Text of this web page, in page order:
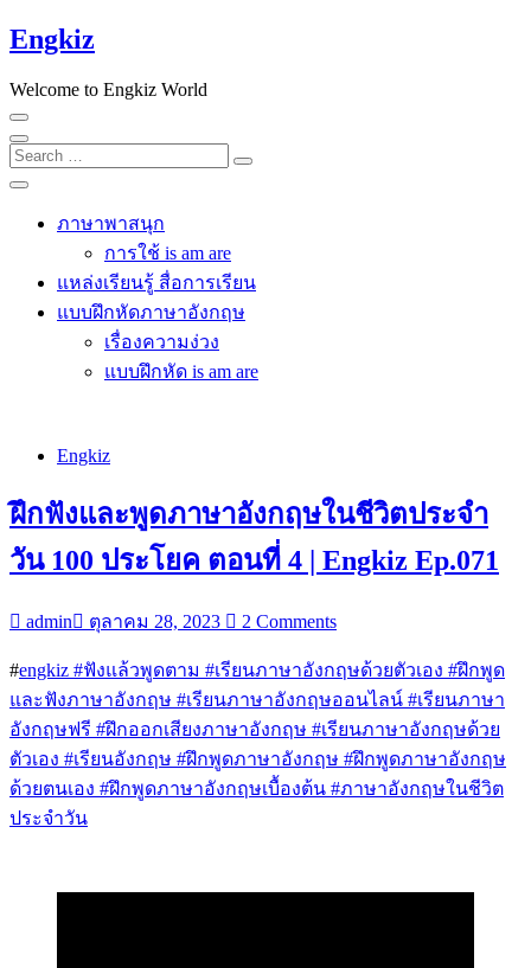
Skip
to
Engkiz
Welcome to Engkiz World
Search
…
ภาษาพาสนุก
การใช้ is am are
แหล่งเรียนรู้ สื่อการเรียน
แบบฝึกหัดภาษาอังกฤษ
เรื่องความง่วง
แบบฝึกหัด is am are
Engkiz
ฝึกฟังและพูดภาษาอังกฤษในชีวิตประจำ
วัน 100 ประโยค ตอนที่ 4 | Engkiz Ep.071
admin ตุลาคม 28, 2023 2 Comments
#engkiz #ฟังแล้วพูดตาม #เรียนภาษาอังกฤษด้วยตัวเอง #ฝึกพูด
และฟังภาษาอังกฤษ #เรียนภาษาอังกฤษออนไลน์ #เรียนภาษา
อังกฤษฟรี #ฝึกออกเสียงภาษาอังกฤษ #เรียนภาษาอังกฤษด้วย
ตัวเอง #เรียนอังกฤษ #ฝึกพูดภาษาอังกฤษ #ฝึกพูดภาษาอังกฤษ
ด้วยตนเอง #ฝึกพูดภาษาอังกฤษเบื้องต้น #ภาษาอังกฤษในชีวิต
ประจำวัน